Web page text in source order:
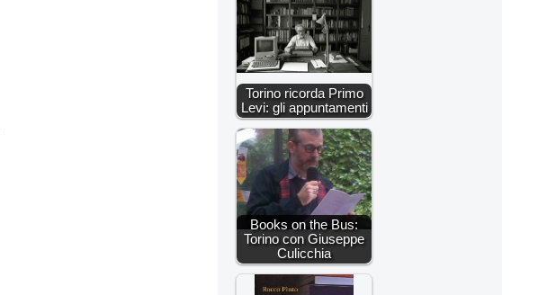
Torino ricorda Primo
Levi: gli appuntamenti
Books on the Bus:
Torino con Giuseppe
Culicchia